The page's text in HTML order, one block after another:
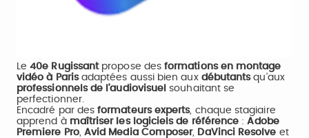
Le40e Rugissantpropose desformations en montage
vidéo à Parisadaptées aussi bien aux débutantsqu’aux
professionnels de l’audiovisuel souhaitant se
perfectionner.
Encadré par desformateurs experts, chaque stagiaire
apprend à maîtriser les logiciels de référence :Adobe
Premiere Pro, Avid Media Composer, DaVinci Resolve et